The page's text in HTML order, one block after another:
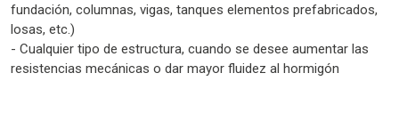
fundación, columnas, vigas, tanques elementos prefabricados,
losas, etc.)
- Cualquier tipo de estructura, cuando se desee aumentar las
resistencias mecánicas o dar mayor fluidez al hormigón